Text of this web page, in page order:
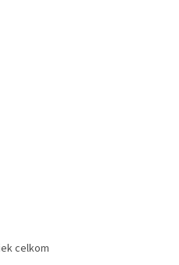
Ocelkom